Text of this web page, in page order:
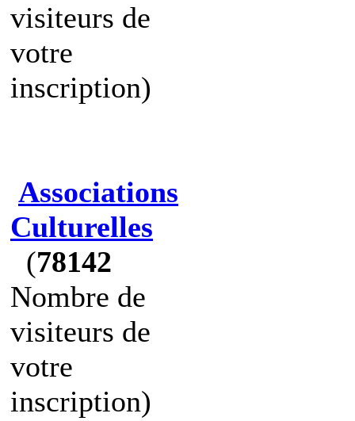
visiteurs de
votre
inscription)
Associations
Culturelles
(78142
Nombre de
visiteurs de
votre
inscription)